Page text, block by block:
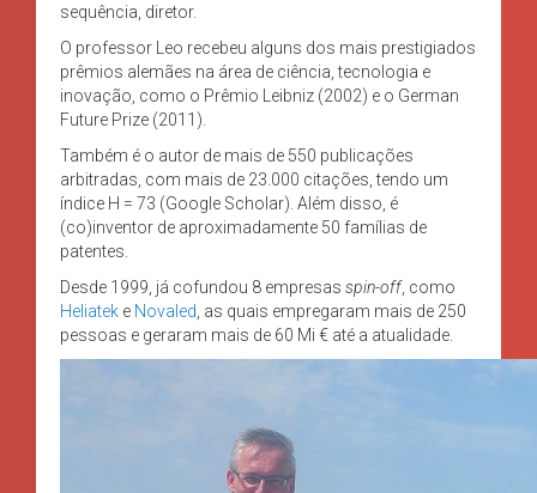
sequência, diretor.
O professor Leo recebeu alguns dos mais prestigiados
prêmios alemães na área de ciência, tecnologia e
inovação, como o Prêmio Leibniz (2002) e o German
Future Prize (2011).
Também é o autor de mais de 550 publicações
arbitradas, com mais de 23.000 citações, tendo um
índice H = 73 (Google Scholar). Além disso, é
(co)inventor de aproximadamente 50 famílias de
patentes.
Desde 1999, já cofundou 8 empresas spin-off, como
Heliatek e Novaled , as quais empregaram mais de 250
pessoas e geraram mais de 60 Mi € até a atualidade.